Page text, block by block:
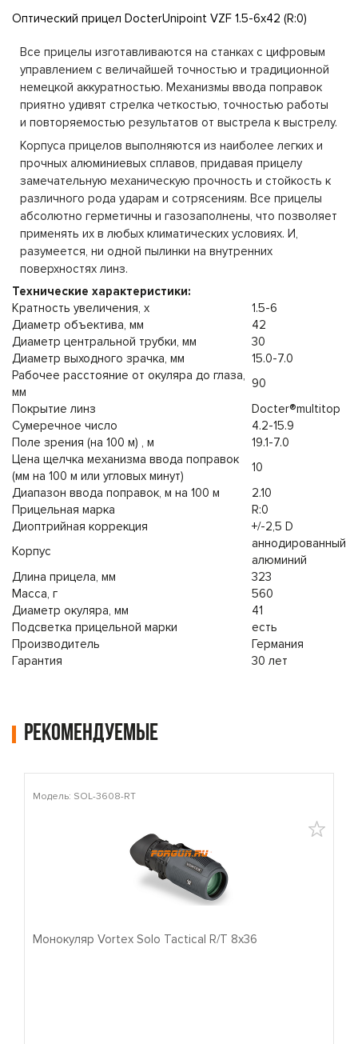
Оптический прицел DocterUnipoint VZF 1.5-6x42 (R:0)
Все прицелы изготавливаются на станках с цифровым
управлением с величайшей точностью и традиционной
немецкой аккуратностью. Механизмы ввода поправок
приятно удивят стрелка четкостью, точностью работы
и повторяемостью результатов от выстрела к выстрелу.
Корпуса прицелов выполняются из наиболее легких и
прочных алюминиевых сплавов, придавая прицелу
замечательную механическую прочность и стойкость к
различного рода ударам и сотрясениям. Все прицелы
абсолютно герметичны и газозаполнены, что позволяет
применять их в любых климатических условиях. И,
разумеется, ни одной пылинки на внутренних
поверхностях линз.
Технические характеристики:
Кратность увеличения, х
1.5-6
Диаметр объектива, мм
42
Диаметр центральной трубки, мм
30
Диаметр выходного зрачка, мм
15.0-7.0
Рабочее расстояние от окуляра до глаза,
мм
90
Покрытие линз
Docter®multitop
Сумеречное число
4.2-15.9
Поле зрения (на 100 м) , м
19.1-7.0
Цена щелчка механизма ввода поправок
(мм на 100 м или угловых минут)
10
Диапазон ввода поправок, м на 100 м
2.10
Прицельная марка
R:0
Диоптрийная коррекция
+/-2,5 D
Корпус
аннодированный
алюминий
Длина прицела, мм
323
Масса, г
560
Диаметр окуляра, мм
41
Подсветка прицельной марки
есть
Производитель
Германия
Гарантия
30 лет
Рекомендуемые
Модель: SOL-3608-RT
Монокуляр Vortex Solo Tactical R/T 8x36